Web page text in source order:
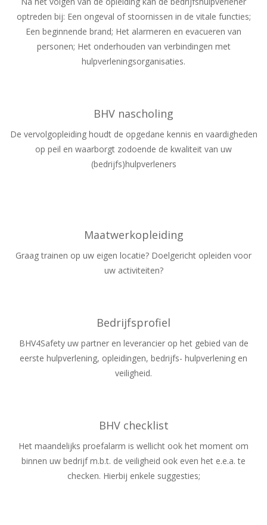
optreden bij: Een ongeval of stoornissen in de vitale functies;
Een beginnende brand; Het alarmeren en evacueren van
personen; Het onderhouden van verbindingen met
hulpverleningsorganisaties.
BHV nascholing
De vervolgopleiding houdt de opgedane kennis en vaardigheden
op peil en waarborgt zodoende de kwaliteit van uw
(bedrijfs)hulpverleners
Maatwerkopleiding
Graag trainen op uw eigen locatie? Doelgericht opleiden voor
uw activiteiten?
Bedrijfsprofiel
BHV4Safety uw partner en leverancier op het gebied van de
eerste hulpverlening, opleidingen, bedrijfs- hulpverlening en
veiligheid.
BHV checklist
Het maandelijks proefalarm is wellicht ook het moment om
binnen uw bedrijf m.b.t. de veiligheid ook even het e.e.a. te
checken. Hierbij enkele suggesties;